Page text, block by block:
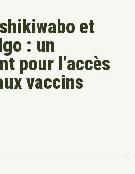
et
: un
pour l’accès
vaccins